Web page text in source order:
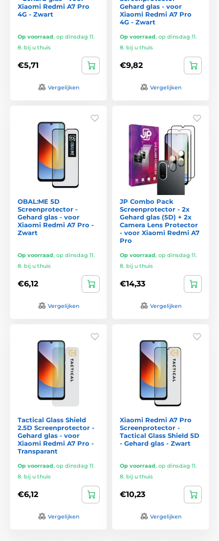
Xiaomi Redmi A7 Pro
4G - Zwart
Op voorraad, op dinsdag 11.
8. bij u thuis
€5,71
Vergelijken
Gehard glas - voor
Xiaomi Redmi A7 Pro
4G - Zwart
Op voorraad, op dinsdag 11.
8. bij u thuis
€9,82
Vergelijken
OBAL:ME 5D
Screenprotector -
Gehard glas - voor
Xiaomi Redmi A7 Pro -
Zwart
Op voorraad, op dinsdag 11.
8. bij u thuis
€6,12
Vergelijken
JP Combo Pack
Screenprotector - 2x
Gehard glas (5D) + 2x
Camera Lens Protector
- voor Xiaomi Redmi A7
Pro
Op voorraad, op dinsdag 11.
8. bij u thuis
€14,33
Vergelijken
Tactical Glass Shield
2.5D Screenprotector -
Gehard glas - voor
Xiaomi Redmi A7 Pro -
Transparant
Op voorraad, op dinsdag 11.
8. bij u thuis
€6,12
Vergelijken
Xiaomi Redmi A7 Pro
Screenprotector -
Tactical Glass Shield 5D
- Gehard glas - Zwart
Op voorraad, op dinsdag 11.
8. bij u thuis
€10,23
Vergelijken